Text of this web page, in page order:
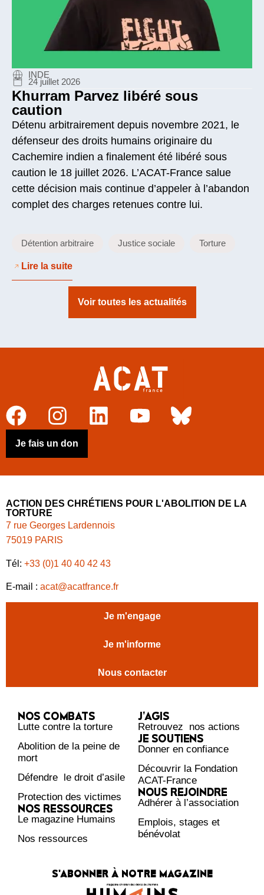
INDE
24 juillet 2026
Khurram Parvez libéré sous
caution
Détenu arbitrairement depuis novembre 2021, le
défenseur des droits humains originaire du
Cachemire indien a finalement été libéré sous
caution le 18 juillet 2026. L’ACAT-France salue
cette décision mais continue d’appeler à l’abandon
complet des charges retenues contre lui.
Détention arbitraire Justice sociale Torture
Lire la suite
Voir toutes les actualités
Je fais un don
ACTION DES CHRÉTIENS POUR L'ABOLITION DE LA
TORTURE
7 rue Georges Lardennois
75019 PARIS
Tél: +33 (0)1 40 40 42 43
E-mail : acat@acatfrance.fr
Je m'engage
Je m'informe
Nous contacter
NOS COMBATS
Lutte contre la torture
Abolition de la peine de
mort
Défendre le droit d’asile
Protection des victimes
NOS RESSOURCES
Le magazine Humains
Nos ressources
J’AGIS
Retrouvez nos actions
JE SOUTIENS
Donner en confiance
Découvrir la Fondation
ACAT-France
NOUS REJOINDRE
Adhérer à l’association
Emplois, stages et
bénévolat
S'ABONNER À NOTRE MAGAZINE